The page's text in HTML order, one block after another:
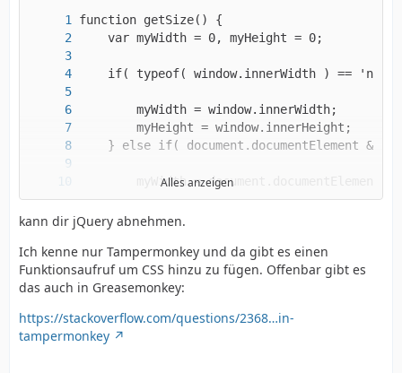
}
Alles anzeigen
kann dir jQuery abnehmen.
Ich kenne nur Tampermonkey und da gibt es einen
Funktionsaufruf um CSS hinzu zu fügen. Offenbar gibt es
das auch in Greasemonkey:
https://stackoverflow.com/questions/2368…in-
tampermonkey